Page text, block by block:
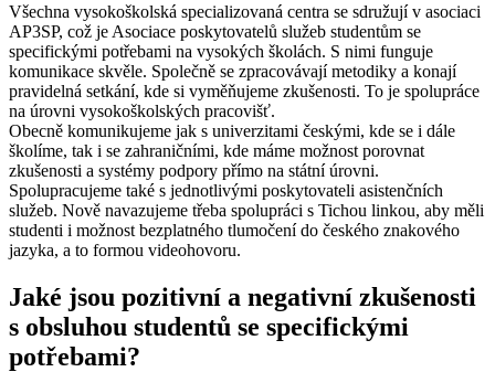
Všechna vysokoškolská specializovaná centra se sdružují v asociaci
AP3SP, což je Asociace poskytovatelů služeb studentům se
specifickými potřebami na vysokých školách. S nimi funguje
komunikace skvěle. Společně se zpracovávají metodiky a konají
pravidelná setkání, kde si vyměňujeme zkušenosti. To je spolupráce
na úrovni vysokoškolských pracovišť.
Obecně komunikujeme jak s univerzitami českými, kde se i dále
školíme, tak i se zahraničními, kde máme možnost porovnat
zkušenosti a systémy podpory přímo na státní úrovni.
Spolupracujeme také s jednotlivými poskytovateli asistenčních
služeb. Nově navazujeme třeba spolupráci s Tichou linkou, aby měli
studenti i možnost bezplatného tlumočení do českého znakového
jazyka, a to formou videohovoru.
Jaké jsou pozitivní a negativní zkušenosti
s obsluhou studentů se specifickými
potřebami?